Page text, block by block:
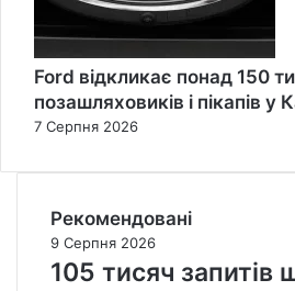
Ford відкликає понад 150
позашляховиків і пікапів
7 Серпня 2026
Рекомендовані
9 Серпня 2026
105 тисяч запитів